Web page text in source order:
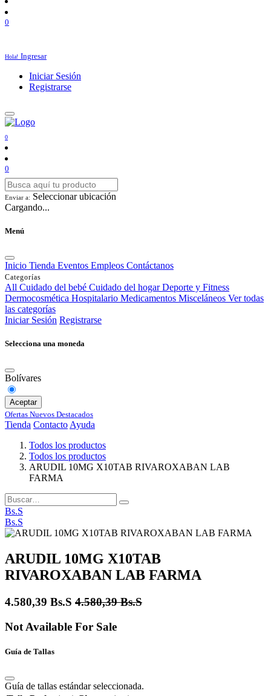
0
Hola! Ingresar
Iniciar Sesión
Registrarse
0
0
Enviar a: Seleccionar ubicación
Cargando...
Menú
Inicio Tienda Eventos Empleos Contáctanos
Categorías
All Cuidado del bebé Cuidado del hogar Deporte y Fitness
Dermocosmética Hospitalario Medicamentos Misceláneos Ver todas
las categorías
Iniciar Sesión Registrarse
Selecciona una moneda
Bolívares
Aceptar
Ofertas Nuevos Destacados
Tienda Contacto Ayuda
Todos los productos
Todos los productos
ARUDIL 10MG X10TAB RIVAROXABAN LAB
FARMA
Bs.S
Bs.S
ARUDIL 10MG X10TAB
RIVAROXABAN LAB FARMA
4.580,39 Bs.S 4.580,39Bs.S
Not Available For Sale
Guía de Tallas
Guía de tallas estándar seleccionada.